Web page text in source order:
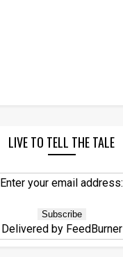
LIVE TO TELL THE TALE
Enter your email address:
Delivered by FeedBurner